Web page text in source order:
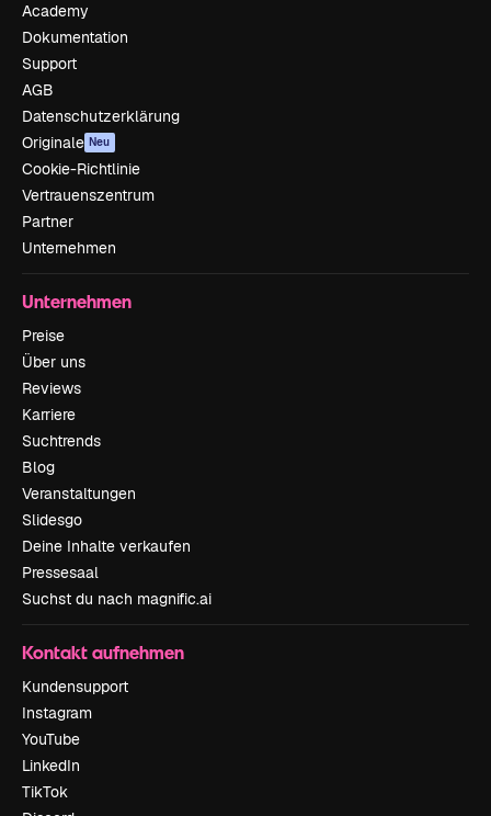
Academy
Dokumentation
Support
AGB
Datenschutzerklärung
Originale Neu
Cookie-Richtlinie
Vertrauenszentrum
Partner
Unternehmen
Unternehmen
Preise
Über uns
Reviews
Karriere
Suchtrends
Blog
Veranstaltungen
Slidesgo
Deine Inhalte verkaufen
Pressesaal
Suchst du nach magnific.ai
Kontakt aufnehmen
Kundensupport
Instagram
YouTube
LinkedIn
TikTok